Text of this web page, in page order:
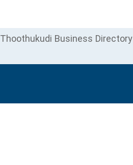
Thoothukudi Business Directory